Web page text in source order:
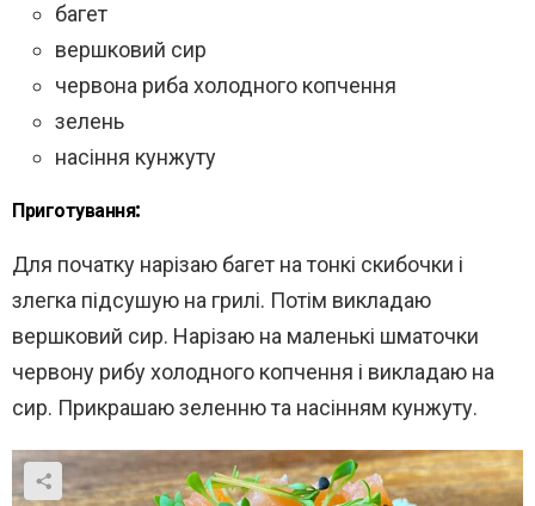
багет
вершковий сир
червона риба холодного копчення
зелень
насіння кунжуту
Приготування:
Для початку нарізаю багет на тонкі скибочки і
злегка підсушую на грилі. Потім викладаю
вершковий сир. Нарізаю на маленькі шматочки
червону рибу холодного копчення і викладаю на
сир. Прикрашаю зеленню та насінням кунжуту.